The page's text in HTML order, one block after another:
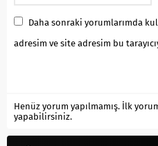
Daha sonraki yorumlarımda
adresim ve site adresim bu
Henüz yorum yapılmamış. İlk
yapabilirsiniz.